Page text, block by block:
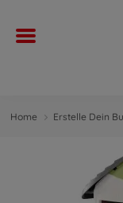
Home Erstelle Dein